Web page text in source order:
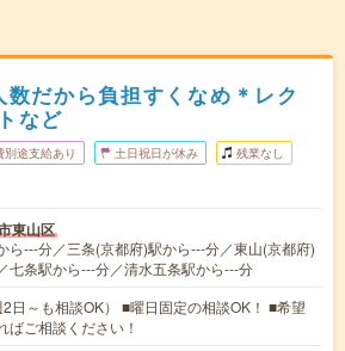
数だから負担すくなめ＊レク
など
別途支給あり 土日祝日が休み 残業なし
東山区
ら---分／三条(京都府)駅から---分／東山(京都府)
七条駅から---分／清水五条駅から---分
日～も相談OK） ■曜日固定の相談OK！ ■希望
ばご相談ください！